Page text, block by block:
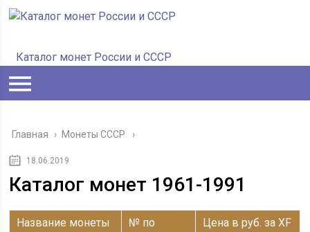
Каталог монет России и СССР
Главная › Монеты СССР
18.06.2019
Каталог монет 1961-1991
Название монеты
№ по
Цена в руб. за XF